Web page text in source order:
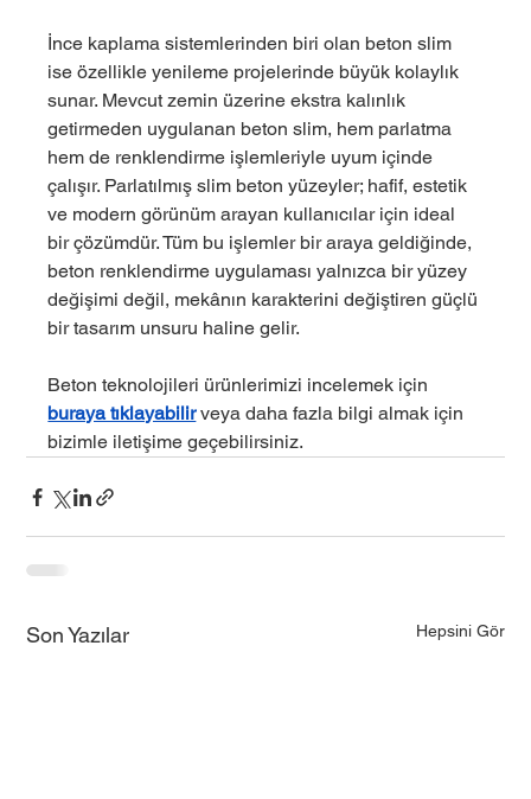
İnce kaplama sistemlerinden biri olan beton slim
ise özellikle yenileme projelerinde büyük kolaylık
sunar. Mevcut zemin üzerine ekstra kalınlık
getirmeden uygulanan beton slim, hem parlatma
hem de renklendirme işlemleriyle uyum içinde
çalışır. Parlatılmış slim beton yüzeyler; hafif, estetik
ve modern görünüm arayan kullanıcılar için ideal
bir çözümdür. Tüm bu işlemler bir araya geldiğinde,
beton renklendirme uygulaması yalnızca bir yüzey
değişimi değil, mekânın karakterini değiştiren güçlü
bir tasarım unsuru haline gelir.
Beton teknolojileri ürünlerimizi incelemek için
buraya tıklayabilir veya daha fazla bilgi almak için
bizimle iletişime geçebilirsiniz.
Son Yazılar Hepsini Gör